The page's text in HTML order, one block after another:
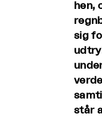
hen,
sig
står